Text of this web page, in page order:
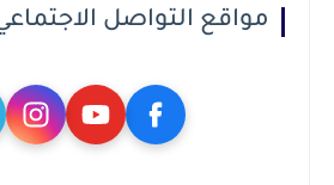
مواقع التواصل